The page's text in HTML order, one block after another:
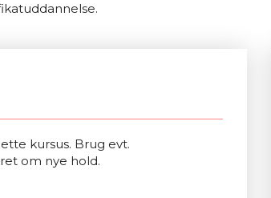
kursus. Brug evt.
om nye hold.